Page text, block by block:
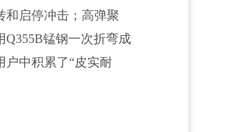
启停冲击；高弹聚
Q355B锰钢一次折弯成
户中积累了“皮实耐